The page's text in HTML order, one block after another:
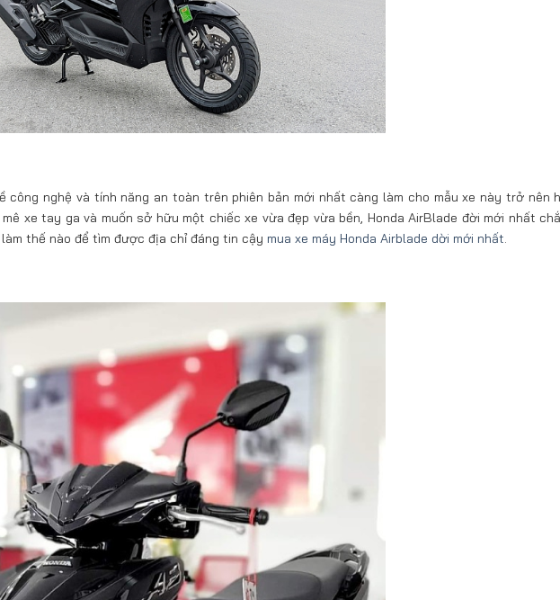
công nghệ và tính năng an toàn trên phiên bản mới nhất càng làm cho mẫu xe này trở nên
xe tay ga và muốn sở hữu một chiếc xe vừa đẹp vừa bền, Honda AirBlade đời mới nhất
thế nào để tìm được địa chỉ đáng tin cậy mua xe máy Honda Airblade dời mới nhất